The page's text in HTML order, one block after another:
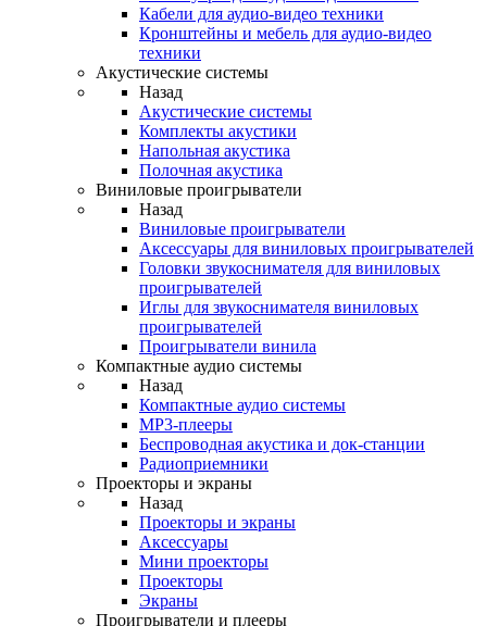
Кабели для аудио-видео техники
Кронштейны и мебель для аудио-видео
техники
Акустические системы
Назад
Акустические системы
Комплекты акустики
Напольная акустика
Полочная акустика
Виниловые проигрыватели
Назад
Виниловые проигрыватели
Аксессуары для виниловых проигрывателей
Головки звукоснимателя для виниловых
проигрывателей
Иглы для звукоснимателя виниловых
проигрывателей
Проигрыватели винила
Компактные аудио системы
Назад
Компактные аудио системы
MP3-плееры
Беспроводная акустика и док-станции
Радиоприемники
Проекторы и экраны
Назад
Проекторы и экраны
Аксессуары
Мини проекторы
Проекторы
Экраны
Проигрыватели и плееры